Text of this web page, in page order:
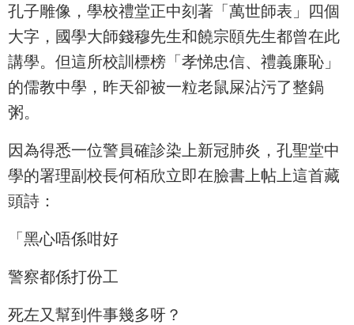
孔子雕像，學校禮堂正中刻著「萬世師表」四個
大字，國學大師錢穆先生和饒宗頤先生都曾在此
講學。但這所校訓標榜「孝悌忠信、禮義廉恥」
的儒教中學，昨天卻被一粒老鼠屎沾污了整鍋
粥。
因為得悉一位警員確診染上新冠肺炎，孔聖堂中
學的署理副校長何栢欣立即在臉書上帖上這首藏
頭詩：
「黑心唔係咁好
警察都係打份工
死左又幫到件事幾多呀？